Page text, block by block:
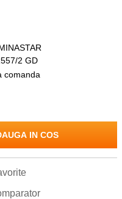
2 GD
comanda
IN COS